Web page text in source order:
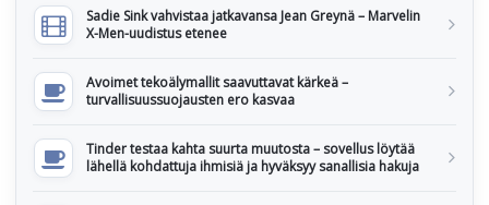
Sadie Sink vahvistaa jatkavansa Jean Greynä – Marvelin
X-Men-uudistus etenee
Avoimet tekoälymallit saavuttavat kärkeä –
turvallisuussuojausten ero kasvaa
Tinder testaa kahta suurta muutosta – sovellus löytää
lähellä kohdattuja ihmisiä ja hyväksyy sanallisia hakuja